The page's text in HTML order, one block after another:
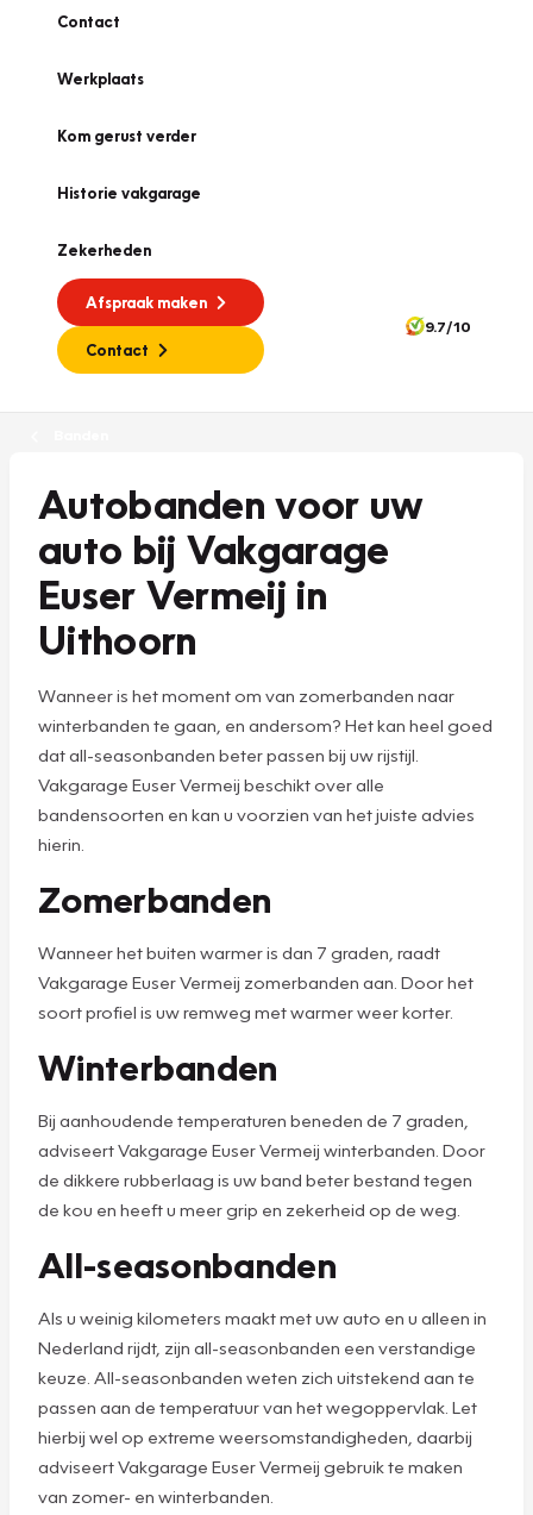
Contact
Werkplaats
Kom gerust verder
Historie vakgarage
Zekerheden
Afspraak maken
Contact
9.7/10
Autobanden voor uw
auto bij Vakgarage
Euser Vermeij in
Uithoorn
Wanneer is het moment om van zomerbanden naar
winterbanden te gaan, en andersom? Het kan heel goed
dat all-seasonbanden beter passen bij uw rijstijl.
Vakgarage Euser Vermeij beschikt over alle
bandensoorten en kan u voorzien van het juiste advies
hierin.
Zomerbanden
Wanneer het buiten warmer is dan 7 graden, raadt
Vakgarage Euser Vermeij zomerbanden aan. Door het
soort profiel is uw remweg met warmer weer korter.
Winterbanden
Bij aanhoudende temperaturen beneden de 7 graden,
adviseert Vakgarage Euser Vermeij winterbanden. Door
de dikkere rubberlaag is uw band beter bestand tegen
de kou en heeft u meer grip en zekerheid op de weg.
All-seasonbanden
Als u weinig kilometers maakt met uw auto en u alleen in
Nederland rijdt, zijn all-seasonbanden een verstandige
keuze. All-seasonbanden weten zich uitstekend aan te
passen aan de temperatuur van het wegoppervlak. Let
hierbij wel op extreme weersomstandigheden, daarbij
adviseert Vakgarage Euser Vermeij gebruik te maken
van zomer- en winterbanden.